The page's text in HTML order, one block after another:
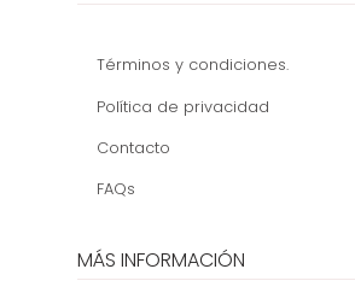
Términos y condiciones.
Política de privacidad
Contacto
FAQs
MÁS INFORMACIÓN